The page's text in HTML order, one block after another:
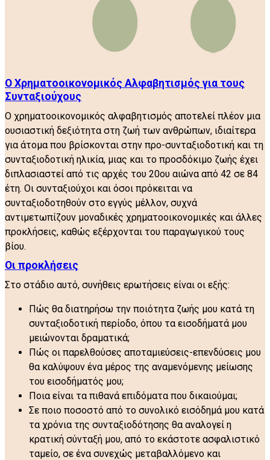
Ο Χρηματοοικονομικός Αλφαβητισμός για τους
Συνταξιούχους
Ο χρηματοοικονομικός αλφαβητισμός αποτελεί πλέον μια
ουσιαστική δεξιότητα στη ζωή των ανθρώπων, ιδιαίτερα
για άτομα που βρίσκονται στην προ-συνταξιοδοτική και τη
συνταξιοδοτική ηλικία, μιας και το προσδόκιμο ζωής έχει
διπλασιαστεί από τις αρχές του 20ου αιώνα από 42 σε 84
έτη. Οι συνταξιούχοι και όσοι πρόκειται να
συνταξιοδοτηθούν στο εγγύς μέλλον, συχνά
αντιμετωπίζουν μοναδικές χρηματοοικονομικές και άλλες
προκλήσεις, καθώς εξέρχονται του παραγωγικού τους
βίου.
Οι προκλήσεις
Στο στάδιο αυτό, συνήθεις ερωτήσεις είναι οι εξής:
Πώς θα διατηρήσω την ποιότητα ζωής μου κατά τη
συνταξιοδοτική περίοδο, όπου τα εισοδήματά μου
μειώνονται δραματικά;
Πώς οι παρελθούσες αποταμιεύσεις-επενδύσεις μου
θα καλύψουν ένα μέρος της αναμενόμενης μείωσης
του εισοδήματός μου;
Ποια είναι τα πιθανά επιδόματα που δικαιούμαι;
Σε ποιο ποσοστό από το συνολικό εισόδημά μου κατά
τα χρόνια της συνταξιοδότησης θα αναλογεί η
κρατική σύνταξή μου, από το εκάστοτε ασφαλιστικό
ταμείο, σε ένα συνεχώς μεταβαλλόμενο και